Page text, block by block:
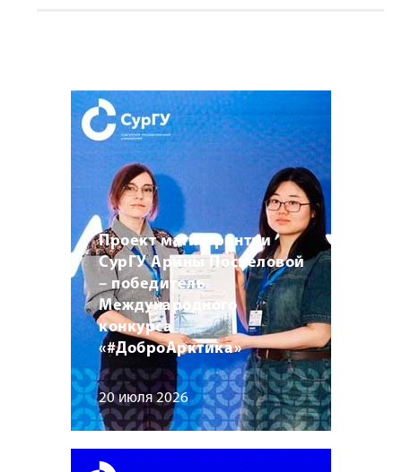
Проект магистрантки
СурГУ Арины Поспеловой
– победитель
Международного
конкурса
«#ДоброАрктика»
20 июля 2026